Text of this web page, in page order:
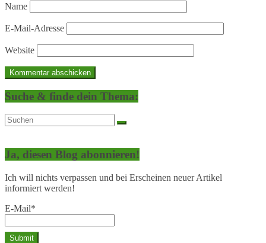
Name
E-Mail-Adresse
Website
Suche & finde dein Thema:
Ja, diesen Blog abonnieren!
Ich will nichts verpassen und bei Erscheinen neuer Artikel
informiert werden!
E-Mail*